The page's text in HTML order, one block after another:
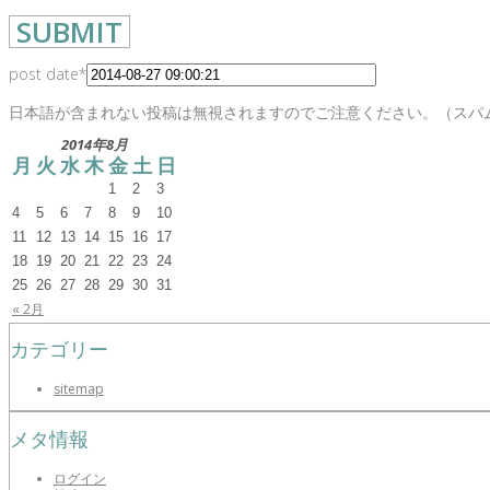
post date*
日本語が含まれない投稿は無視されますのでご注意ください。（スパ
2014年8月
月 火 水木金 土 日
« 2月
1 2
3
4
5 6 7 8 9
10
11
12 13 14 15 16 17
18 19 20 21 22 23 24
25 26 27 28 29 30 31
カテゴリー
sitemap
メタ情報
ログイン